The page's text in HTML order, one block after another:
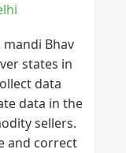
Bhav
states in
data
data in the
sellers.
and correct